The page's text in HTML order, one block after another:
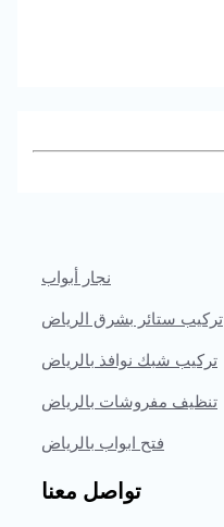
نجار أبواب
تركيب ستائر بشرق الرياض
تركيب شبك نوافذ بالرياض
تنظيف مفروشات بالرياض
فتح ابواب بالرياض
تواصل معنا